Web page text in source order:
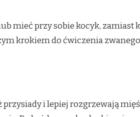
mieć przy sobie kocyk, zamiast
krokiem do ćwiczenia
i lepiej rozgrzewają